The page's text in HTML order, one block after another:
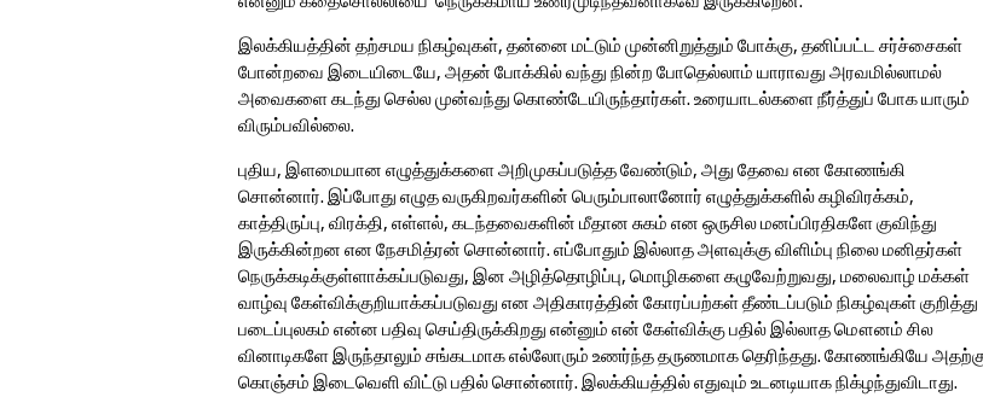
இலக்கியத்தின் தற்சமய நிகழ்வுகள், தன்னை மட்டும் முன்னிறுத்தும் போக்கு, தனிப்பட்ட சர்ச்சைகள்
போன்றவை இடையிடையே, அதன் போக்கில் வந்து நின்ற போதெல்லாம் யாராவது அரவமில்லாமல்
அவைகளை கடந்து செல்ல முன்வந்து கொண்டேயிருந்தார்கள். உரையாடல்களை நீர்த்துப் போக யாரும்
விரும்பவில்லை.
புதிய, இளமையான எழுத்துக்களை அறிமுகப்படுத்த வேண்டும், அது தேவை என கோணங்கி
சொன்னார். இப்போது எழுத வருகிறவர்களின் பெரும்பாலானோர் எழுத்துக்களில் கழிவிரக்கம்,
காத்திருப்பு, விரக்தி, எள்ளல், கடந்தவைகளின் மீதான சுகம் என ஒருசில மனப்பிரதிகளே குவிந்து
இருக்கின்றன என நேசமித்ரன் சொன்னார். எப்போதும் இல்லாத அளவுக்கு விளிம்பு நிலை மனிதர்கள்
நெருக்கடிக்குள்ளாக்கப்படுவது, இன அழித்தொழிப்பு, மொழிகளை கழுவேற்றுவது, மலைவாழ் மக்கள்
வாழ்வு கேள்விக்குறியாக்கப்படுவது என அதிகாரத்தின் கோரப்பற்கள் தீண்டப்படும் நிகழ்வுகள் குறித்து
படைப்புலகம் என்ன பதிவு செய்திருக்கிறது என்னும் என் கேள்விக்கு பதில் இல்லாத மௌனம் சில
வினாடிகளே இருந்தாலும் சங்கடமாக எல்லோரும் உணர்ந்த தருணமாக தெரிந்தது. கோணங்கியே
கொஞ்சம் இடைவெளி விட்டு பதில் சொன்னார். இலக்கியத்தில் எதுவும் உடனடியாக நிக்ழந்துவிடாது.